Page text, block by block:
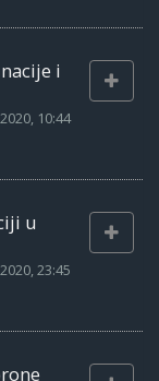
i
10:44
u
23:45